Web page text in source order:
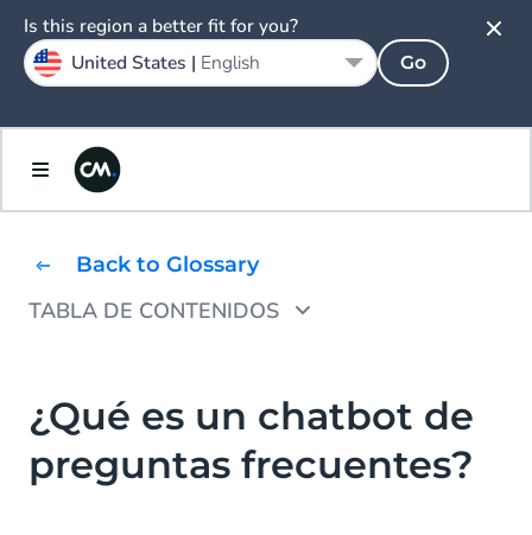
Back to Glossary
TABLA DE CONTENIDOS
Cómo empezar con un chatbot de preguntas
frecuentes
¿Qué es un chatbot de
preguntas frecuentes?
Is this region a better fit for you?
United States | English Go